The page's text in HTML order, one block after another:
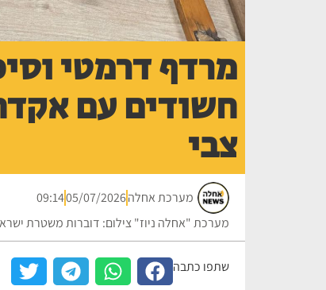
מרדף דרמטי
חשודים עם
צבי
מערכת אחלה05/07/2026
09:14
מערכת "אחלה ניוז" צילום: דוברות משטרת
שתפו כתבה